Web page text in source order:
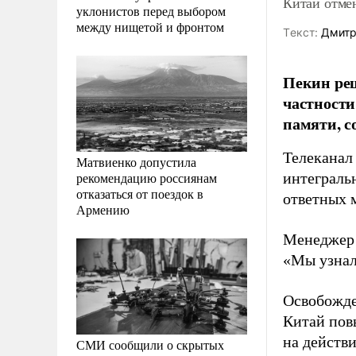
уклонистов перед выбором
между нищетой и фронтом
Матвиенко допустила
рекомендацию россиянам
отказаться от поездок в
Армению
СМИ сообщили о скрытых
Tекст:
Пекин
памяти,
ответных
Менеджер
«Мы
Китай
на